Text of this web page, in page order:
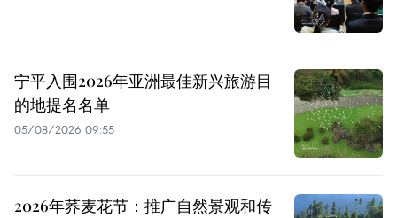
宁平入围2026年亚洲最佳新兴旅游目
的地提名名单
05/08/2026 09:55
2026年荞麦花节：推广自然景观和传